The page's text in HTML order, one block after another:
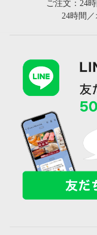
ご注文：24
24時間